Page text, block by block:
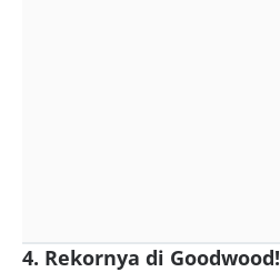
4. Rekornya di Goodwood!